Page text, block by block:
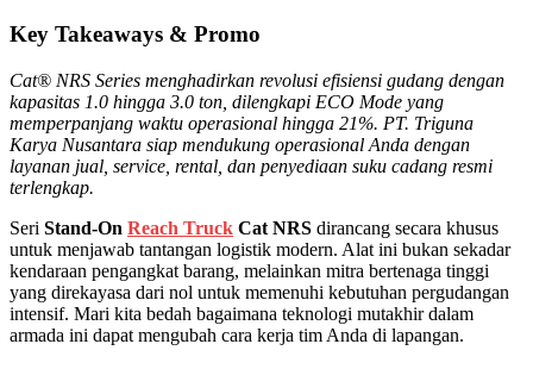
Key Takeaways & Promo
Cat® NRS Series menghadirkan revolusi efisiensi gudang dengan
kapasitas 1.0 hingga 3.0 ton, dilengkapi ECO Mode yang
memperpanjang waktu operasional hingga 21%. PT. Triguna
Karya Nusantara siap mendukung operasional Anda dengan
layanan jual, service, rental, dan penyediaan suku cadang resmi
terlengkap.
Seri Stand-On Reach Truck Cat NRS dirancang secara khusus
untuk menjawab tantangan logistik modern. Alat ini bukan sekadar
kendaraan pengangkat barang, melainkan mitra bertenaga tinggi
yang direkayasa dari nol untuk memenuhi kebutuhan pergudangan
intensif. Mari kita bedah bagaimana teknologi mutakhir dalam
armada ini dapat mengubah cara kerja tim Anda di lapangan.